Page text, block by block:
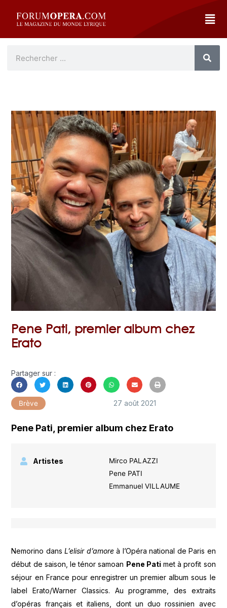
Pene Pati, premier album chez
Erato
Partager sur :
Brève 27 août 2021
Pene Pati, premier album chez Erato
Artistes
Mirco PALAZZI
Pene PATI
Emmanuel VILLAUME
Nemorino dansL’elisir d’amoreà l’Opéra national de Paris en
début de saison, le ténor samoan Pene Pati met à profit son
séjour en France pour enregistrer un premier album sous le
label Erato/Warner Classics. Au programme, des extraits
d’opéras français et italiens, dont un duo rossinien avec